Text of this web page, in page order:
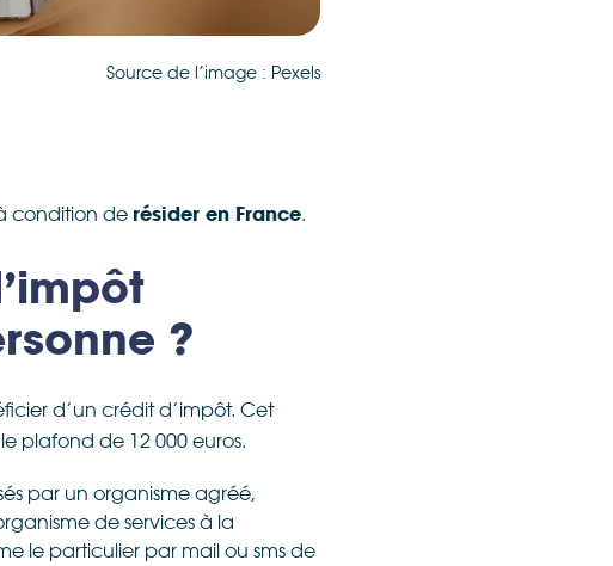
Source de l’image : Pexels
condition de résider en France.
?
d’un crédit d’impôt. Cet
plafond de 12 000 euros.
par un organisme agréé,
de services à la
le particulier par mail ou sms de